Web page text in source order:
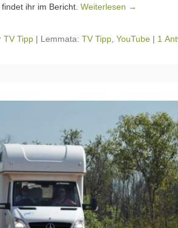
ihr im Bericht. Weiterlesen →
TV Tipp | Lemmata: TV Tipp YouTube | 1